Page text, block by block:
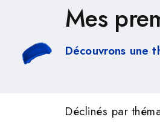
Mes
Découvrons une
Déclinés par